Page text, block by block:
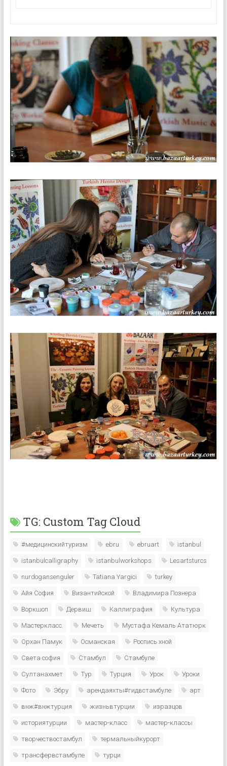
TG: Custom Tag Cloud
#медицинскийтуризм ebru ebruart istanbul
istanbulcalligraphy istanbulworkshops Lesartsturcs
nurdogansenguler Tatiana Yargici turkey
Айя София Византийской Владимира Познера
Воркшоп Дервиш Каллиграфия Культура
Мастеркласс. Мечеть Мустафа Кемаль Ататюрк
Орхан Памук Османская Роспись хной
Света софия Стамбул Стамбуле
Султанахмет Тур Турция Урок Уроки
Фото Эбру арендаяхты#гидвстамбуле арт
внж#внжтурция жизньвтурции изразцов
историятурции мастер-класс мастер-классы
творчествостамбул термальныйкурорт
трансфервстамбуле турци